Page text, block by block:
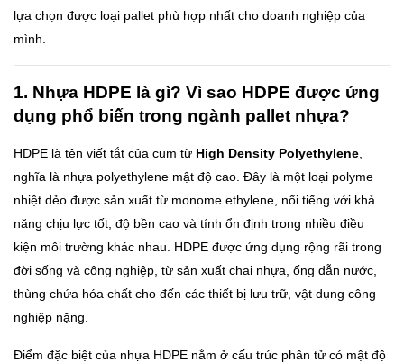
lựa chọn được loại pallet phù hợp nhất cho doanh nghiệp của
mình.
1. Nhựa HDPE là gì? Vì sao HDPE được ứng
dụng phổ biến trong ngành pallet nhựa?
HDPE là tên viết tắt của cụm từ High Density Polyethylene
nghĩa là nhựa polyethylene mật độ cao. Đây là một loại polyme
nhiệt dẻo được sản xuất từ monome ethylene, nổi tiếng với khả
năng chịu lực tốt, độ bền cao và tính ổn định trong nhiều điều
kiện môi trường khác nhau. HDPE được ứng dụng rộng rãi trong
đời sống và công nghiệp, từ sản xuất chai nhựa, ống dẫn nước,
thùng chứa hóa chất cho đến các thiết bị lưu trữ, vật dụng công
nghiệp nặng.
Điểm đặc biệt của nhựa HDPE nằm ở cấu trúc phân tử có mật độ